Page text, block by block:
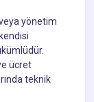
yönetim
ücret
teknik